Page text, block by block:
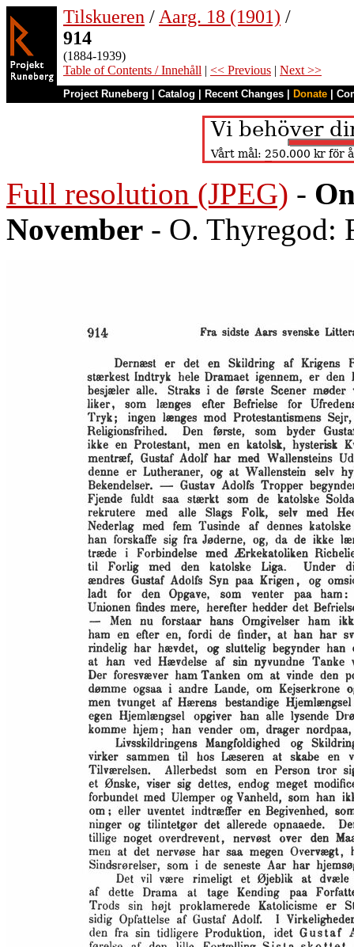
Tilskueren / Aarg. 18 (1901) /
914
(1884-1939)
Table of Contents / Innehåll | << Previous | Next >>
Project Runeberg Catalog Recent Changes Donate
Full resolution (JPEG) -
November - O. Thyregod: